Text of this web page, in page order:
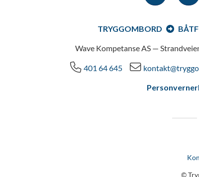
TRYGGOMBORD
Wave Kompetanse AS —
401 64 645
©